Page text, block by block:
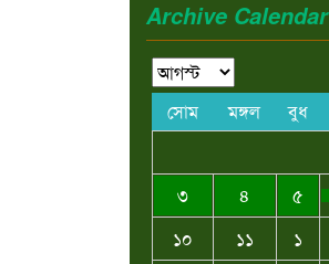
Archive Calendar
সোম মঙ্গল বুধ
৩
৪ ৫
১০
১১ ১